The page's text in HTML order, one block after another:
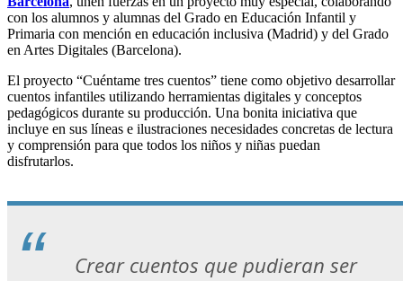
con los alumnos y alumnas del Grado en Educación Infantil y
Primaria con mención en educación inclusiva (Madrid) y del Grado
en Artes Digitales (Barcelona).
El proyecto “Cuéntame tres cuentos” tiene como objetivo desarrollar
cuentos infantiles utilizando herramientas digitales y conceptos
pedagógicos durante su producción. Una bonita iniciativa que
incluye en sus líneas e ilustraciones necesidades concretas de lectura
y comprensión para que todos los niños y niñas puedan
disfrutarlos.
Crear cuentos que pudieran ser